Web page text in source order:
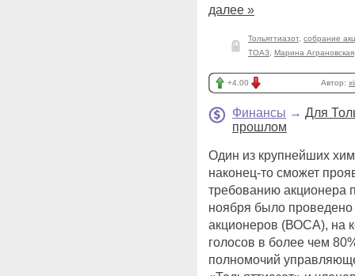
далее »
Тольяттиазот, собрание
ТОАЗ Марина Аграновская
+4.00 Автор:
Финансы → Для
прошлом
Один из крупнейших
наконец-то сможет
требованию акционера
ноября было
акционеров (ВОСА), на
голосов в более чем
полномочий